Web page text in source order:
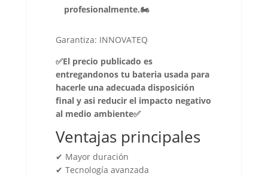
profesionalmente.🏍
Garantiza: INNOVATEQ
✅El precio publicado es
entregandonos tu bateria usada para
hacerle una adecuada disposición
final y asi reducir el impacto negativo
al medio ambiente✅
Ventajas principales
✔ Mayor duración
✔ Tecnología avanzada